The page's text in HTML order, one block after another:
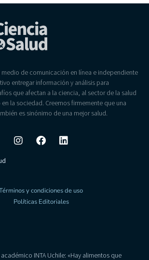
medio de comunicación en línea e independiente
entregar información y análisis para
que afectan a la ciencia, al sector de la salud
la sociedad. Creemos firmemente que una
es sinónimo de una mejor salud.
y condiciones de uso
Políticas Editoriales
INTA Uchile: «Hay alimentos que